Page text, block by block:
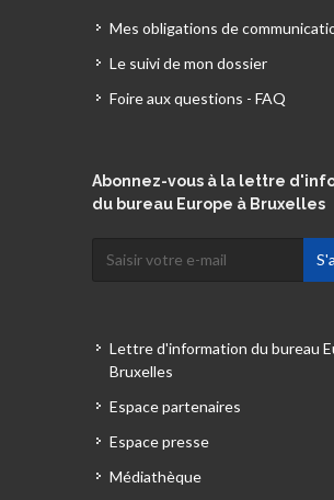
Mes obligations de
Le suivi de mon dossier
Foire aux questions - FAQ
Abonnez-vous à la lettre
du bureau Europe à Bruxelles
Lettre d'information du bureau
Bruxelles
Espace partenaires
Espace presse
Médiathèque